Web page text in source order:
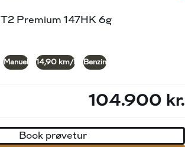
Premium 147HK 6g
Manuel 14,90 km/l Benzin
104.900 kr.
Book prøvetur